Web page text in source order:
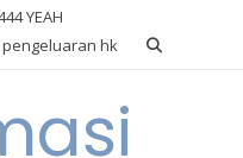
YEAH
pengeluaran hk